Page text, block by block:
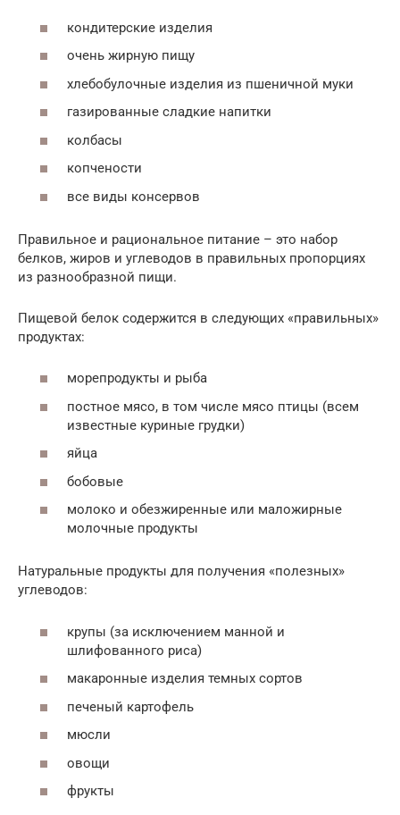
кондитерские изделия
очень жирную пищу
хлебобулочные изделия из пшеничной муки
газированные сладкие напитки
колбасы
копчености
все виды консервов
Правильное и рациональное питание – это набор
белков, жиров и углеводов в правильных пропорциях
из разнообразной пищи.
Пищевой белок содержится в следующих «правильных»
продуктах:
морепродукты и рыба
постное мясо, в том числе мясо птицы (всем
известные куриные грудки)
яйца
бобовые
молоко и обезжиренные или маложирные
молочные продукты
Натуральные продукты для получения «полезных»
углеводов:
крупы (за исключением манной и
шлифованного риса)
макаронные изделия темных сортов
печеный картофель
мюсли
овощи
фрукты